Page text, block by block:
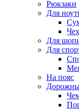
Рюкзаки
Для
Для
Для
На пояс